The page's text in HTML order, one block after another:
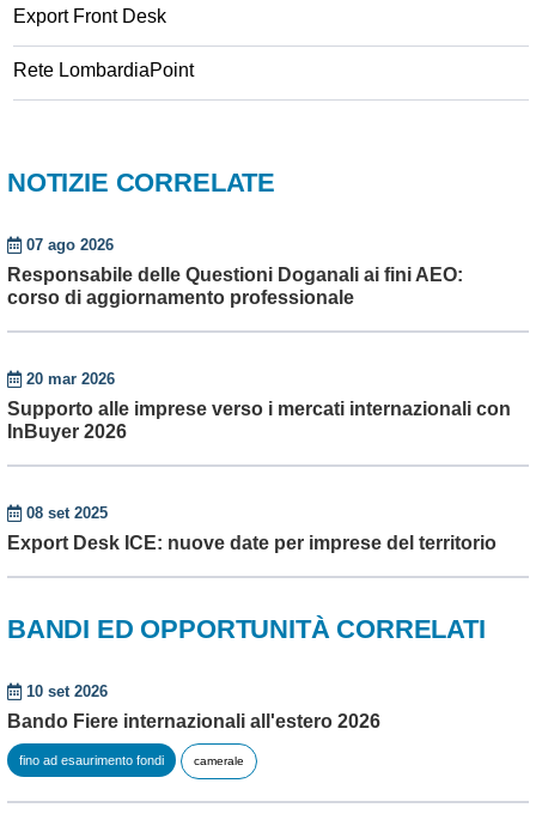
Export Front Desk
Rete LombardiaPoint
NOTIZIE CORRELATE
07 ago 2026
Responsabile delle Questioni Doganali ai fini AEO:
corso di aggiornamento professionale
20 mar 2026
Supporto alle imprese verso i mercati internazionali con
InBuyer 2026
08 set 2025
Export Desk ICE: nuove date per imprese del territorio
BANDI ED OPPORTUNITÀ CORRELATI
10 set 2026
Bando Fiere internazionali all'estero 2026
fino ad esaurimento fondi camerale